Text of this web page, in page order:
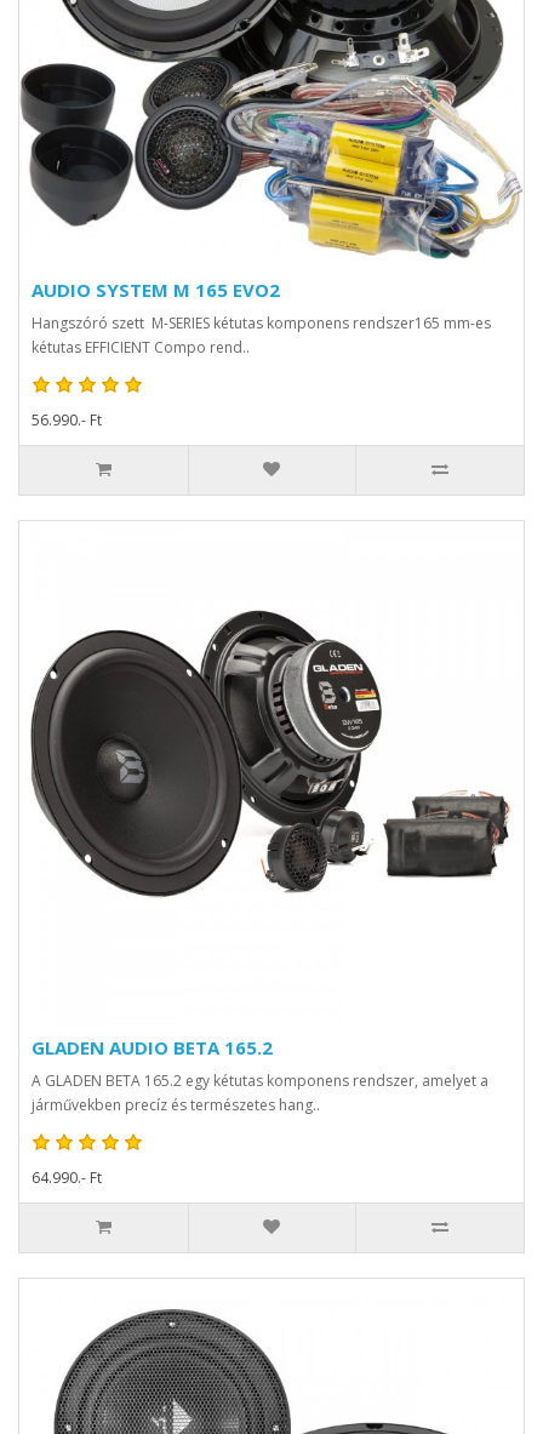
AUDIO SYSTEM M 165 EVO2
Hangszóró szett M-SERIES kétutas komponens rendszer165 mm-es
kétutas EFFICIENT Compo rend..
56.990.- Ft
GLADEN AUDIO BETA 165.2
A GLADEN BETA 165.2 egy kétutas komponens rendszer, amelyet a
járművekben precíz és természetes hang..
64.990.- Ft